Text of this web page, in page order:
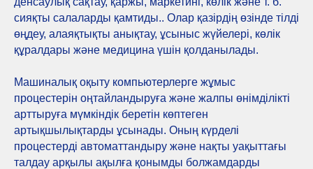
сияқты салаларды қамтиды.. Олар қазірдің өзінде тілді
өңдеу, алаяқтықты анықтау, ұсыныс жүйелері, көлік
құралдары және медицина үшін қолданылады.
Машиналық оқыту компьютерлерге жұмыс
процестерін оңтайландыруға және жалпы өнімділікті
арттыруға мүмкіндік беретін көптеген
артықшылықтарды ұсынады. Оның күрделі
процестерді автоматтандыру және нақты уақыттағы
талдау арқылы ақылға қонымды болжамдарды